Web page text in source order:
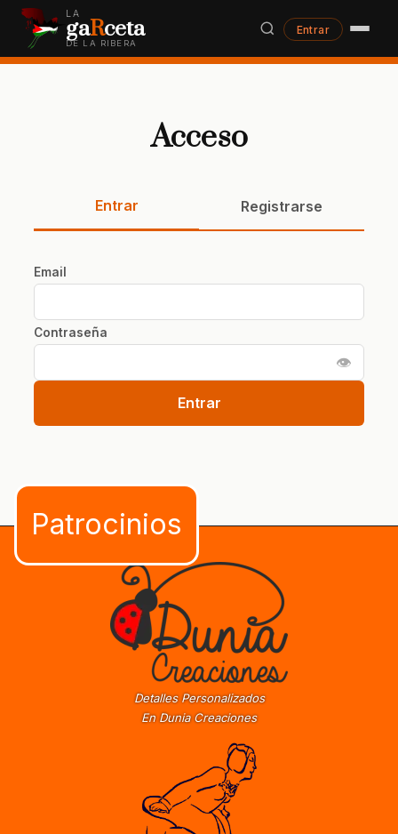
LA
gaRceta
DE LA RIBERA
Entrar
Acceso
Entrar Registrarse
Email
Contraseña
👁
Entrar
Detalles Personalizados
En Dunia Creaciones